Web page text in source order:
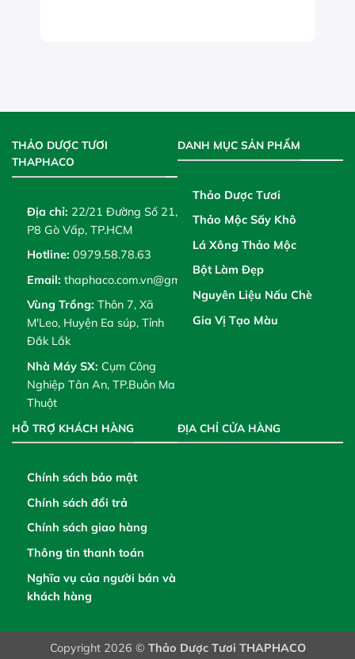
THẢO DƯỢC TƯƠI
THAPHACO
Địa chỉ: 22/21 Đường Số 21,
P8 Gò Vấp, TP.HCM
Hotline: 0979.58.78.63
Email: thaphaco.com.vn@gmail.com
Vùng Trồng: Thôn 7, Xã
M'Leo, Huyện Ea súp, Tỉnh
Đắk Lắk
Nhà Máy SX: Cụm Công
Nghiệp Tân An, TP.Buôn Ma
Thuột
DANH MỤC SẢN PHẨM
Thảo Dược Tươi
Thảo Mộc Sấy Khô
Lá Xông Thảo Mộc
Bột Làm Đẹp
Nguyên Liệu Nấu Chè
Gia Vị Tạo Màu
HỖ TRỢ KHÁCH HÀNG
Chính sách bảo mật
Chính sách đổi trả
Chính sách giao hàng
Thông tin thanh toán
Nghĩa vụ của người bán và
khách hàng
ĐỊA CHỈ CỬA HÀNG
Copyright 2026 © Thảo Dược Tươi THAPHACO